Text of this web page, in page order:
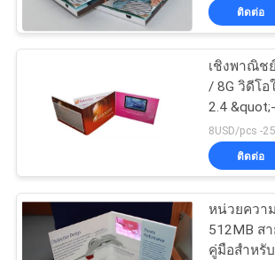
วิดีโอ Flip Book
โปสการ์ดวิดีโอ
ติดต่อ
เชิงพาณิช
/ 8G วิดีโ
2.4
ติดต่อ
หน่วยควา
512MB ส
คู่มือสำหรั